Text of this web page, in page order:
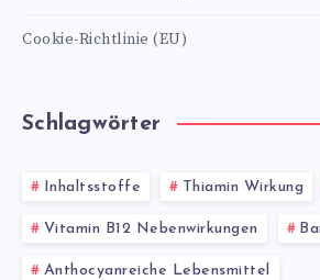
Cookie-Richtlinie (EU)
Schlagwörter
Inhaltsstoffe Thiamin Wirkung
Vitamin B12 Nebenwirkungen
Anthocyanreiche Lebensmittel